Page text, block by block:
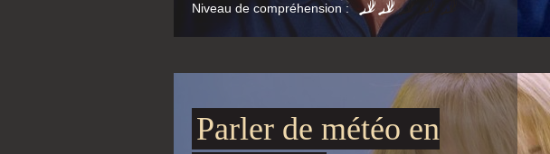
Niveau de compréhension :
Parler de météo en